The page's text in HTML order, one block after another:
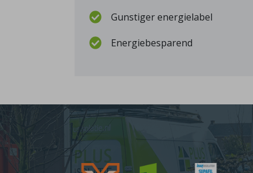
Gunstiger energielabel
Energiebesparend